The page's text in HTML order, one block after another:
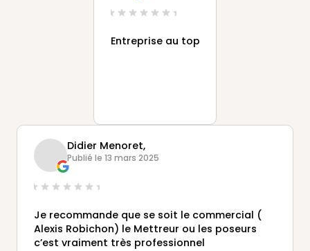
Entreprise au top
Didier Menoret,
Publié le 13 mars 2025
Je recommande que se soit le commercial (
Alexis Robichon) le Mettreur ou les poseurs
c’est vraiment très professionnel